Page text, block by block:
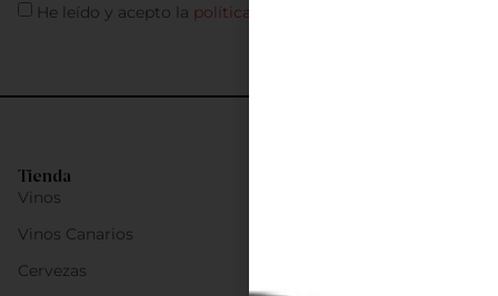
Tienda
Vinos
Vinos Canarios
Cervezas
He leído y acepto la política de privacidad